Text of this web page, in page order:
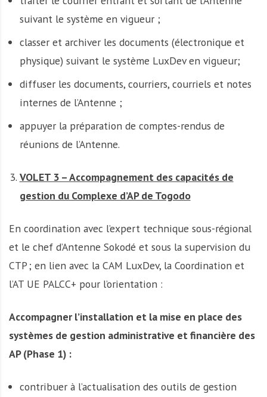
suivant le système en vigueur ;
classer et archiver les documents (électronique et
physique) suivant le système LuxDev en vigueur;
diffuser les documents, courriers, courriels et notes
internes de l’Antenne ;
appuyer la préparation de comptes-rendus de
réunions de l’Antenne.
VOLET 3 – Accompagnement des capacités de
gestion du Complexe d’AP de Togodo
En coordination avec l’expert technique sous-régional
et le chef d’Antenne Sokodé et sous la supervision du
CTP ; en lien avec la CAM LuxDev, la Coordination et
l’AT UE PALCC+ pour l’orientation :
Accompagner l’installation et la mise en place des
systèmes de gestion administrative et financière des
AP (Phase 1) :
contribuer à l’actualisation des outils de gestion